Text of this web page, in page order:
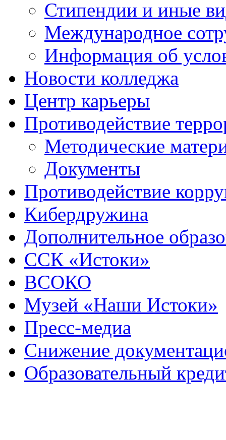
Стипендии и иные
Международное
Информация об
Новости колледжа
Центр карьеры
Противодействие
Методические
Документы
Противодействие
Кибердружина
Дополнительное
ССК «Истоки»
ВСОКО
Музей «Наши Истоки»
Пресс-медиа
Снижение
Образовательный